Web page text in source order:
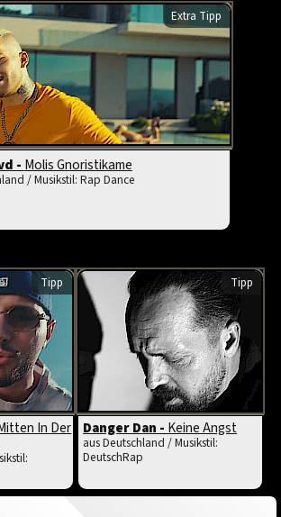
Extra Tipp
- Molis Gnoristikame
/ Musikstil: Rap Dance
Tipp
In Der
Tipp
Danger Dan - Keine Angst
aus Deutschland / Musikstil:
DeutschRap